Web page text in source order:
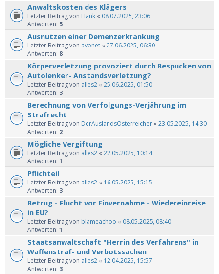
Anwaltskosten des Klägers
Letzter Beitrag von Hank « 08.07.2025, 23:06
Antworten: 5
Ausnutzen einer Demenzerkrankung
Letzter Beitrag von avbnet « 27.06.2025, 06:30
Antworten: 8
Körperverletzung provoziert durch Bespucken von
Autolenker- Anstandsverletzung?
Letzter Beitrag von alles2 « 25.06.2025, 01:50
Antworten: 3
Berechnung von Verfolgungs-Verjährung im
Strafrecht
Letzter Beitrag von DerAuslandsÖsterreicher « 23.05.2025, 14:30
Antworten: 2
Mögliche Vergiftung
Letzter Beitrag von alles2 « 22.05.2025, 10:14
Antworten: 1
Pflichteil
Letzter Beitrag von alles2 « 16.05.2025, 15:15
Antworten: 3
Betrug - Flucht vor Einvernahme - Wiedereinreise
in EU?
Letzter Beitrag von blameachoo « 08.05.2025, 08:40
Antworten: 1
Staatsanwaltschaft "Herrin des Verfahrens" in
Waffenstraf- und Verbotssachen
Letzter Beitrag von alles2 « 12.04.2025, 15:57
Antworten: 3